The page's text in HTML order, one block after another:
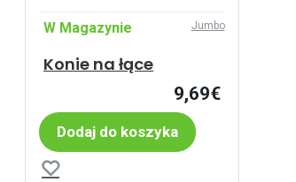
W Magazynie Jumbo
Konie na łące
9,69€
Dodaj do koszyka